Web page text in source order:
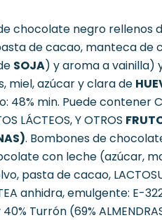
chocolate negro rellenos
de cacao, manteca de
SOJA) y aroma a vainilla)
miel, azúcar y clara de
48% min. Puede contener
LÁCTEOS, Y OTROS
. Bombones de
con leche (azúcar,
pasta de cacao,
anhidra, emulgente: E-
Turrón (69%